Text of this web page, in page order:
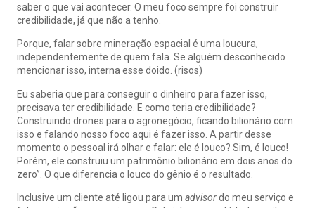
saber o que vai acontecer. O meu foco sempre foi construir
credibilidade, já que não a tenho.
Porque, falar sobre mineração espacial é uma loucura,
independentemente de quem fala. Se alguém desconhecido
mencionar isso, interna esse doido. (risos)
Eu saberia que para conseguir o dinheiro para fazer isso,
precisava ter credibilidade. E como teria credibilidade?
Construindo drones para o agronegócio, ficando bilionário com
isso e falando nosso foco aqui é fazer isso. A partir desse
momento o pessoal irá olhar e falar: ele é louco? Sim, é louco!
Porém, ele construiu um patrimônio bilionário em dois anos do
zero”. O que diferencia o louco do gênio é o resultado.
Inclusive um cliente até ligou para um advisordo meu serviço e